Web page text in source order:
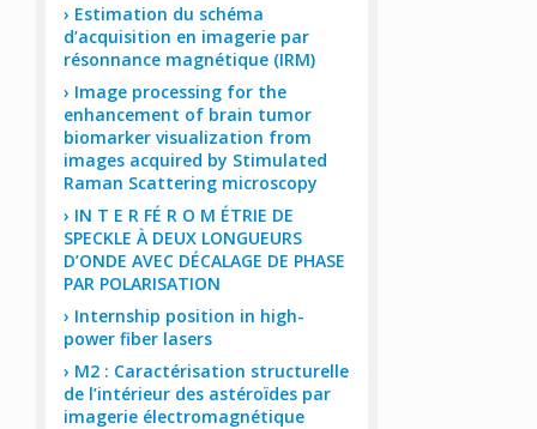
Estimation du schéma
d’acquisition en imagerie par
résonnance magnétique (IRM)
Image processing for the
enhancement of brain tumor
biomarker visualization from
images acquired by Stimulated
Raman Scattering microscopy
IN T E R FÉ R O M ÉTRIE DE
SPECKLE À DEUX LONGUEURS
D’ONDE AVEC DÉCALAGE DE PHASE
PAR POLARISATION
Internship position in high-
power fiber lasers
M2 : Caractérisation structurelle
de l’intérieur des astéroïdes par
imagerie électromagnétique